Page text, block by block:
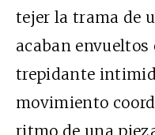
tejer la trama de
acaban
trepidante
movimiento